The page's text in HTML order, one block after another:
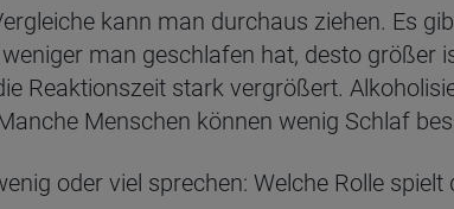
kann man durchaus ziehen. Es
man geschlafen hat, desto größer
Reaktionszeit stark vergrößert.
Menschen können wenig Schlaf
oder viel sprechen: Welche Rolle spielt